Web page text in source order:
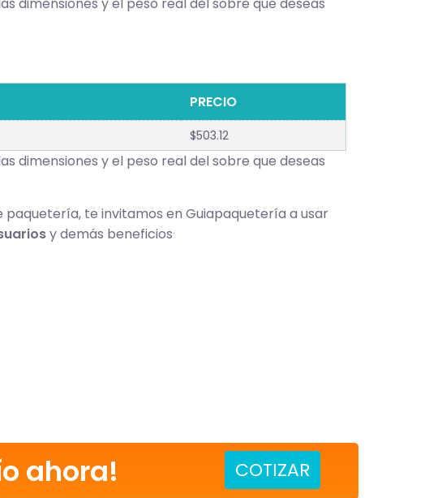
PRECIO
$503.12
dimensiones y el peso real del sobre que deseas
paquetería, te invitamos en Guiapaquetería a usar
y demás beneficios.
ahora! COTIZAR